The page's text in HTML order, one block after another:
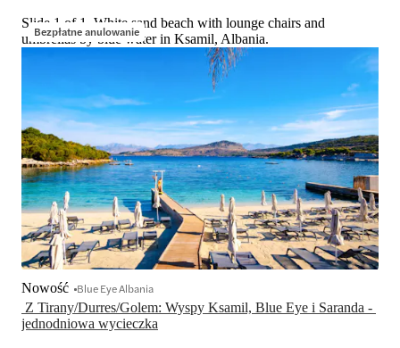
Bezpłatne anulowanie
Slide 1 of 1, White sand beach with lounge chairs and
umbrellas by blue water in Ksamil, Albania.
Z Tirany/Durres/Golem: Wyspy Ksamil, Blue Eye i Saranda -
Nowość Blue Eye Albania